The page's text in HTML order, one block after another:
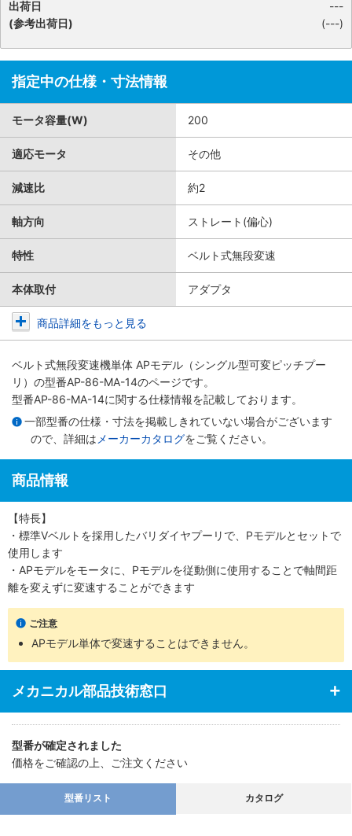
出荷日
(参考出荷日)
---
(---)
指定中の仕様・寸法情報
モータ容量(W) 200
適応モータ その他
減速比 約2
軸方向 ストレート(偏心)
特性 ベルト式無段変速
本体取付 アダプタ
商品詳細をもっと見る
ベルト式無段変速機単体 APモデル（シングル型可変ピッチプー
リ） の型番AP-86-MA-14のページです。
型番AP-86-MA-14に関する仕様情報を記載しております。
一部型番の仕様・寸法を掲載しきれていない場合がございます
ので、詳細は メーカーカタログをご覧ください。
商品情報
【特長】
・標準Vベルトを採用したバリダイヤプーリで、Pモデルとセットで
使用します
・APモデルをモータに、Pモデルを従動側に使用することで軸間距
離を変えずに変速することができます
ご注意
APモデル単体で変速することはできません。
メカニカル部品技術窓口
型番が確定されました
価格をご確認の上、ご注文ください
型番リスト カタログ